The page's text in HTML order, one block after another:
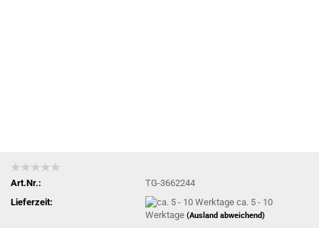
Art.Nr.:
TG-3662244
Lieferzeit:
ca. 5 - 10
Werktage(Ausland abweichend)